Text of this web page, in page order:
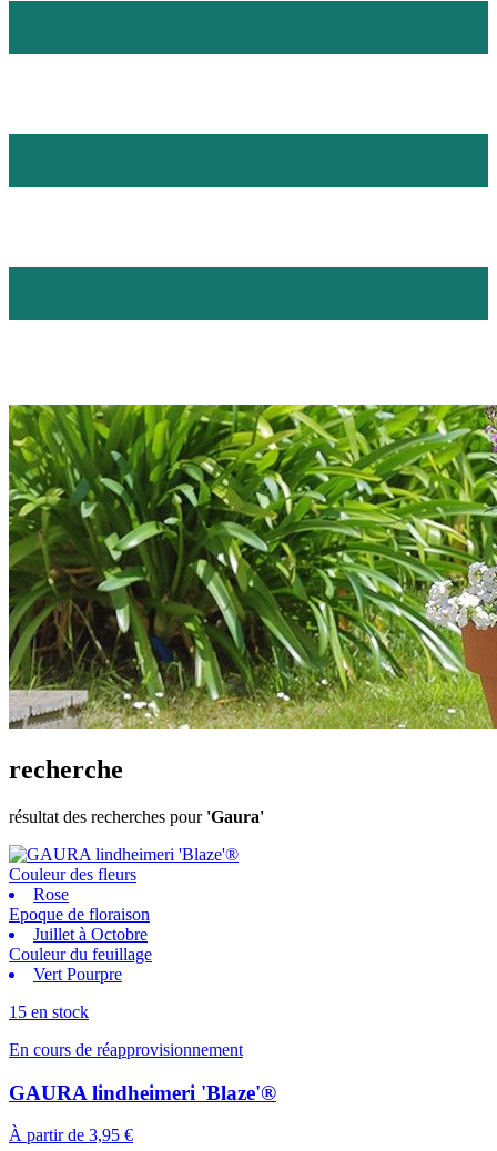
recherche
résultat des recherches pour 'Gaura'
Couleur des fleurs
Rose
Epoque de floraison
Juillet à Octobre
Couleur du feuillage
Vert Pourpre
15 en stock
En cours de réapprovisionnement
GAURA lindheimeri 'Blaze'®
À partir de 3,95 €